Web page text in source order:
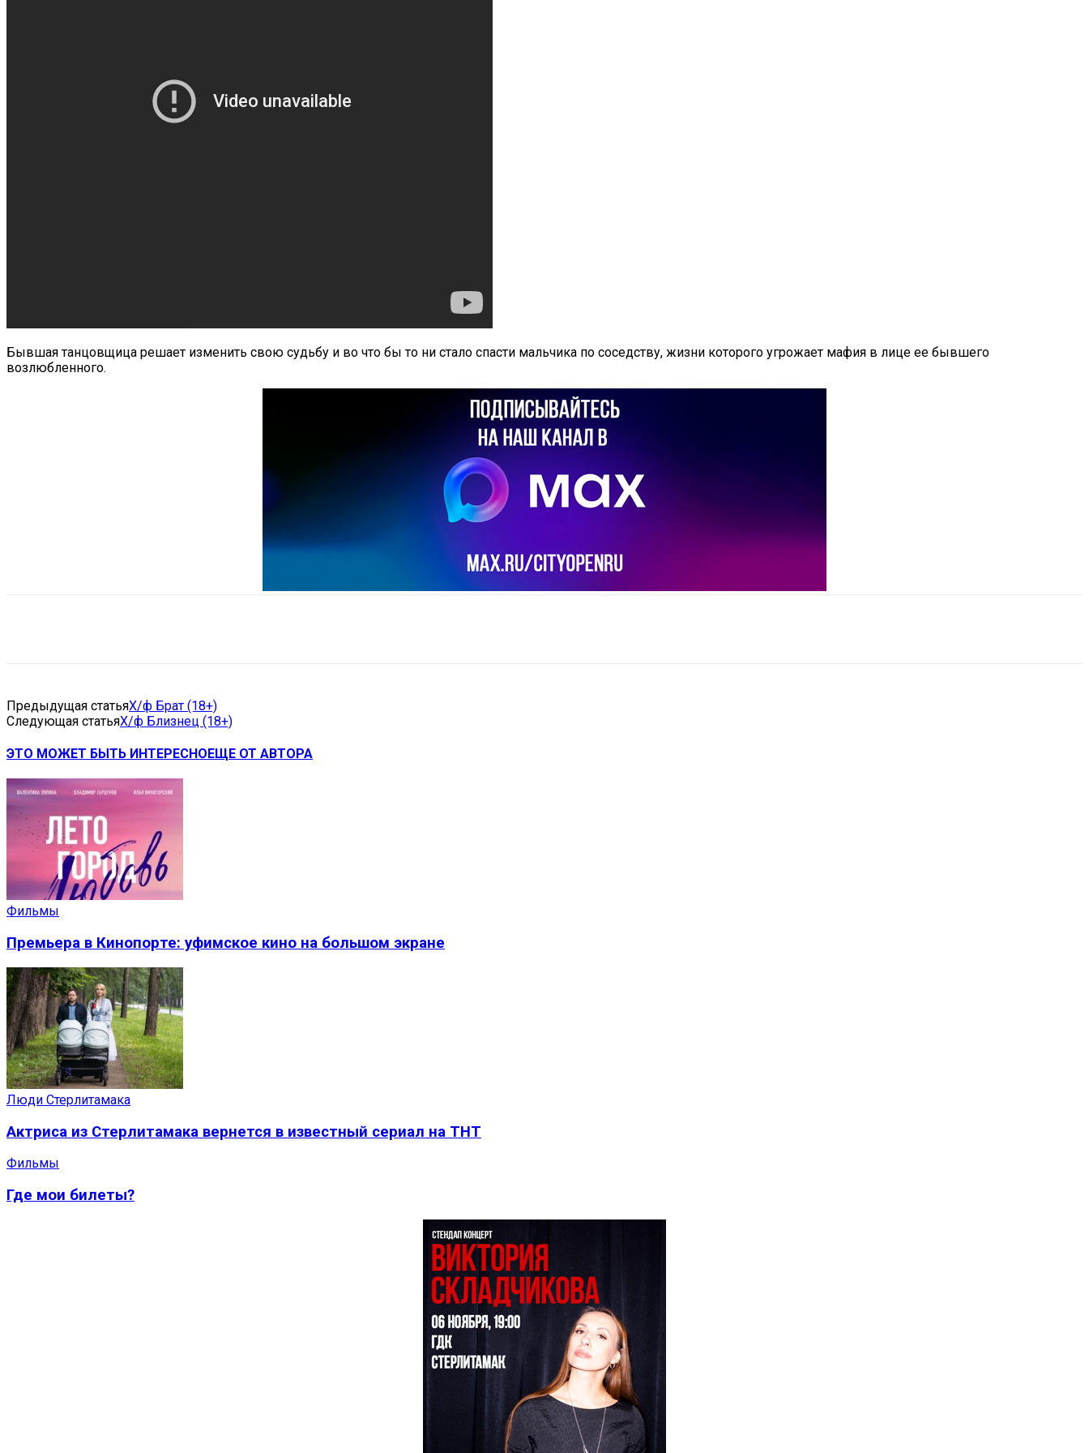
Бывшая танцовщица решает изменить свою судьбу и во что бы то ни стало спасти мальчика по соседству, жизни которого угрожает мафия в лице ее бывшего
возлюбленного.
Предыдущая статьяХ/ф Брат (18+)
Следующая статьяХ/ф Близнец (18+)
ЭТО МОЖЕТ БЫТЬ ИНТЕРЕСНОЕЩЕ ОТ АВТОРА
Фильмы
Премьера в Кинопорте: уфимское кино на большом экране
Люди Стерлитамака
Актриса из Стерлитамака вернется в известный сериал на ТНТ
Фильмы
Где мои билеты?